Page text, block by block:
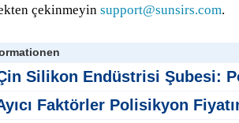
çekinmeyin support@sunsirs.com.
Şubesi: Polisikyon Ticaret Bu Hafta Duraklandı; Piyasa Yönü
Fiyatını Sınırlıyor; Ağustos Tedarik Zinciri Üretim Programlarına